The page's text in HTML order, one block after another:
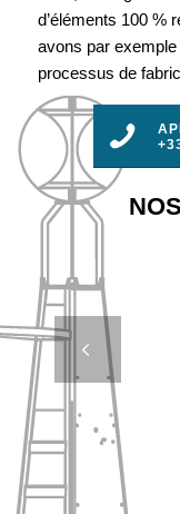
d’éléments 100 %
avons par
processus de